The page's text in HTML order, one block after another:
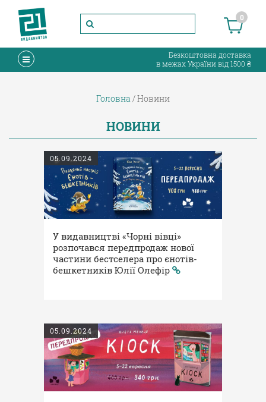
0
Безкоштовна доставка
в межах України від 1500 ₴
Головна Новини
НОВИНИ
05.09.2024
У видавництві «Чорні вівці»
розпочався передпродаж нової
частини бестселера про єнотів-
бешкетників Юлії Олефір
05.09.2024